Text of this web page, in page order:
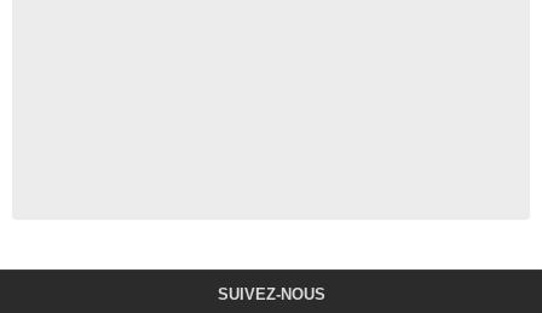
SUIVEZ-NOUS